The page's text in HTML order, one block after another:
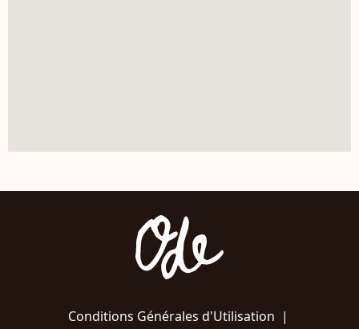
Conditions Générales d'Utilisation |